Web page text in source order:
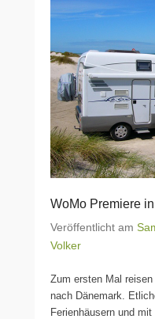
WoMo Premiere
Veröffentlicht am
Volker
Zum ersten Mal
nach Dänemark.
Ferienhäusern und